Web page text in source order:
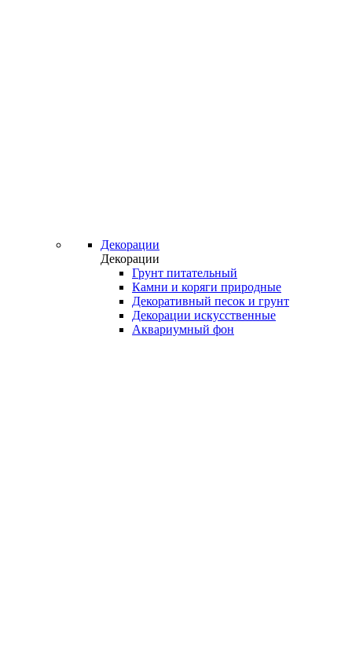
Декорации
Декорации
Грунт питательный
Камни и коряги природные
Декоративный песок и грунт
Декорации искусственные
Аквариумный фон